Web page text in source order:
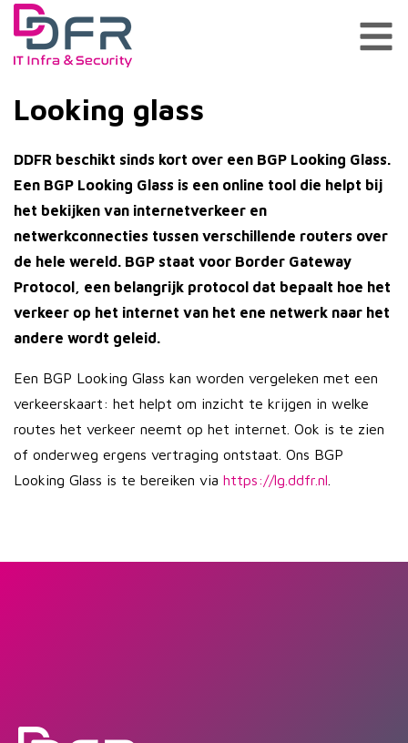
Looking glass
DDFR beschikt sinds kort over een BGP Looking Glass.
Een BGP Looking Glass is een online tool die helpt bij
het bekijken van internetverkeer en
netwerkconnecties tussen verschillende routers over
de hele wereld. BGP staat voor Border Gateway
Protocol, een belangrijk protocol dat bepaalt hoe het
verkeer op het internet van het ene netwerk naar het
andere wordt geleid.
Een BGP Looking Glass kan worden vergeleken met een
verkeerskaart: het helpt om inzicht te krijgen in welke
routes het verkeer neemt op het internet. Ook is te zien
of onderweg ergens vertraging ontstaat. Ons BGP
Looking Glass is te bereiken via https://lg.ddfr.nl